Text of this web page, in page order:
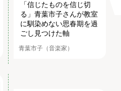
「信じたものを信じ切
る」青葉市子さんが教室
に馴染めない思春期を過
ごし見つけた軸
青葉市子（音楽家）